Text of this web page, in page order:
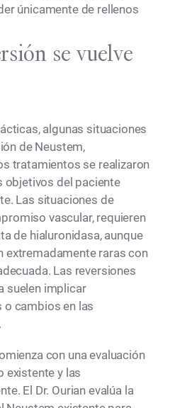
únicamente de rellenos
se vuelve
algunas situaciones
de Neustem,
tratamientos se realizaron
objetivos del paciente
Las situaciones de
vascular, requieren
de hialuronidasa, aunque
raras con
Las reversiones
suelen implicar
cambios en las
con una evaluación
existente y las
El Dr. Ourian evalúa la